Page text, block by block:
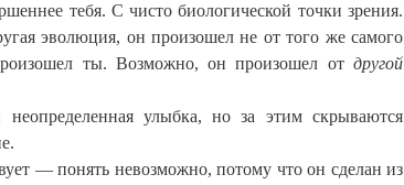
тебя. С чисто биологической точки зрения.
эволюция, он произошел не от того же самого
ты. Возможно, он произошел от другой
улыбка, но за этим скрываются
— понять невозможно, потому что он сделан из